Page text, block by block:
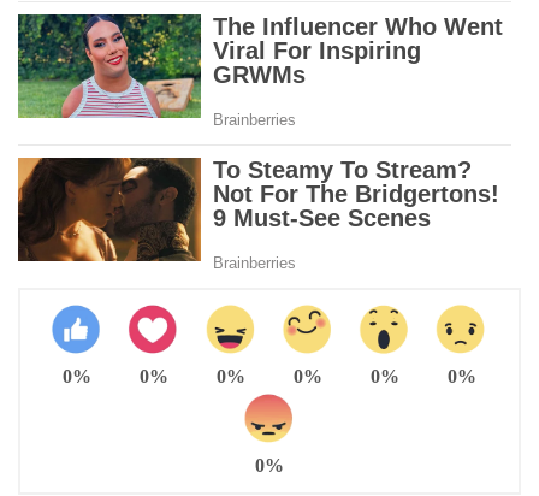
0% 0% 0% 0% 0% 0%
0%